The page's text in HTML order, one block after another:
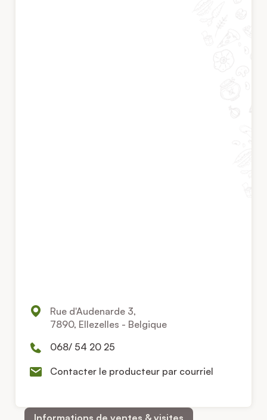
Rue d'Audenarde 3,
7890, Ellezelles - Belgique
068/ 54 20 25
Contacter le producteur par courriel